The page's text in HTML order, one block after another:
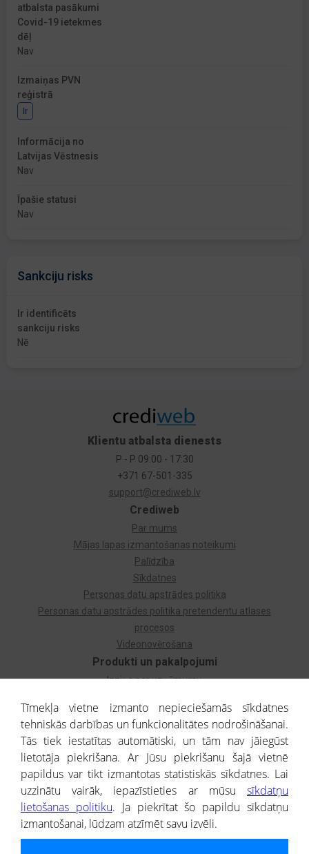
atbalsta pasākumi
Covid-19 ietekmes
dēļ
Nav
Izmaiņas PVN
reģistrā
Ir
Informācija no
Latvijas Vēstnesis
Nav
Īpašie statusi
Nav
Sankciju risks
Ir identificēts
sankciju risks
Nē
Produkti un pakalpojumi
Izziņa par uzņēmumu
Dzimtas koks
Uzņēmumu atlase
Monitorings
Kredītizziņa par ārvalstu uzņēmumiem
Crediweb
Par mums
Mājas lapas izmantošanas noteikumi
Palīdzība
Sīkdatnes
Personas datu apstrādes politika
Personas datu apstrādes politika pretendentu atlases
procesos
Videonovērošana
Klientu atbalsta dienests
P - P 09:00 - 17:30
+371 67-501-335
support@crediweb.lv
® CREDITREFORM Latvija
SIA
Tīmekļa vietne izmanto nepieciešamās sīkdatnes
tehniskās darbības un funkcionalitātes nodrošināšanai.
Tās tiek iestatītas automātiski, un tām nav jāiegūst
lietotāja piekrišana. Ar Jūsu piekrišanu šajā vietnē
papildus var tikt izmantotas statistiskās sīkdatnes. Lai
uzzinātu vairāk, iepazīstieties ar mūsu sīkdatņu
lietošanas politiku. Ja piekrītat šo papildu sīkdatņu
izmantošanai, lūdzam atzīmēt savu izvēli.